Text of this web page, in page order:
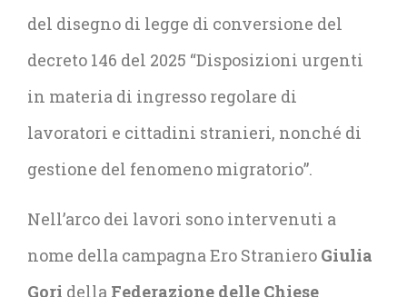
del disegno di legge di conversione del
decreto 146 del 2025 “Disposizioni urgenti
in materia di ingresso regolare di
lavoratori e cittadini stranieri, nonché di
gestione del fenomeno migratorio”.
Nell’arco dei lavori sono intervenuti a
nome della campagna Ero Straniero Giulia
Gori della Federazione delle Chiese